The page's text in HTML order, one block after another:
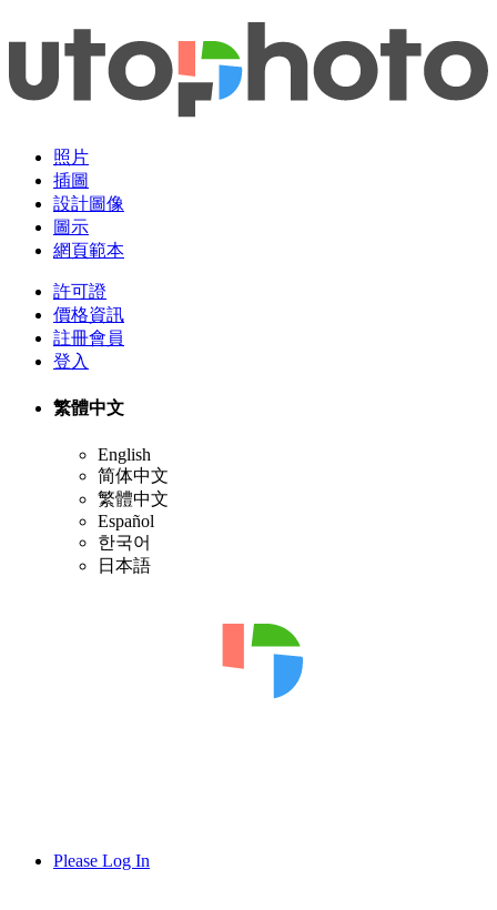
照片
插圖
設計圖像
圖示
網頁範本
許可證
價格資訊
註冊會員
登入
繁體中文
English
简体中文
繁體中文
Español
한국어
日本語
Please Log In